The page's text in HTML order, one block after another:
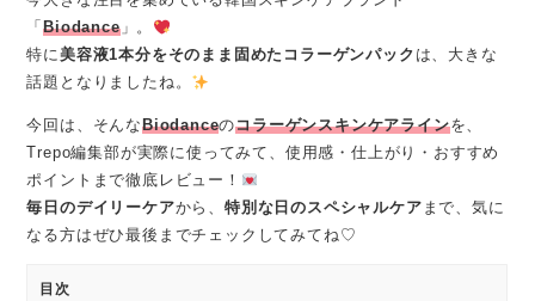
「Biodance」。
特に美容液1本分をそのまま固めたコラーゲンパック は、大きな
話題となりましたね。
今回は、そんなBiodanceのコラーゲンスキンケアラインを、
Trepo編集部が実際に使ってみて、使用感・仕上がり・おすすめ
ポイントまで徹底レビュー！
毎日のデイリーケアから、 特別な日のスペシャルケア まで、気に
なる方はぜひ最後までチェックしてみてね♡
目次